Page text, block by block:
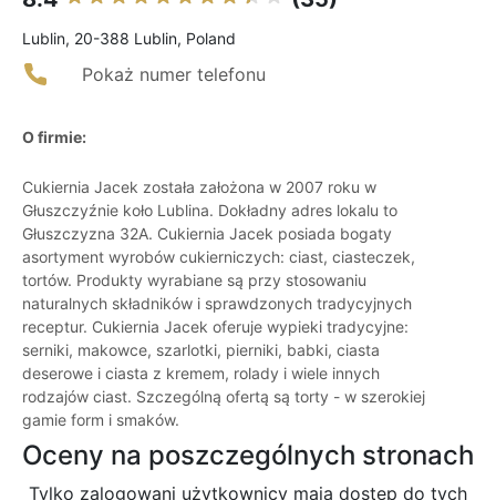
Lublin, 20-388 Lublin, Poland
Pokaż numer telefonu
O firmie:
Cukiernia Jacek została założona w 2007 roku w
Głuszczyźnie koło Lublina. Dokładny adres lokalu to
Głuszczyzna 32A. Cukiernia Jacek posiada bogaty
asortyment wyrobów cukierniczych: ciast, ciasteczek,
tortów. Produkty wyrabiane są przy stosowaniu
naturalnych składników i sprawdzonych tradycyjnych
receptur. Cukiernia Jacek oferuje wypieki tradycyjne:
serniki, makowce, szarlotki, pierniki, babki, ciasta
deserowe i ciasta z kremem, rolady i wiele innych
rodzajów ciast. Szczególną ofertą są torty - w szerokiej
gamie form i smaków.
Oceny na poszczególnych stronach
Tylko zalogowani użytkownicy maja dostęp do tych